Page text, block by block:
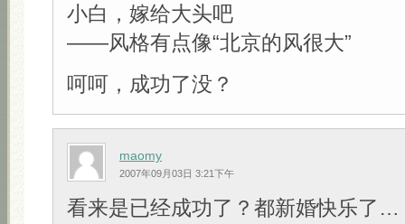
小白，嫁给大头吧
——风格有点像“北京的风很大”
呵呵，成功了没？
maomy
2007年09月03日 3:21下午
看来是已经成功了？都新婚快乐了…